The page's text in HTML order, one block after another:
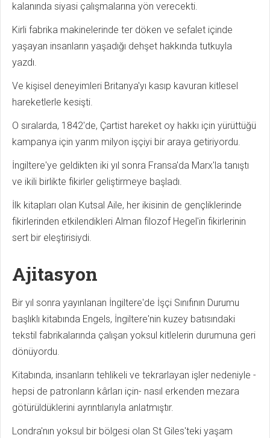
kalanında siyasi çalışmalarına yön verecekti.
Kirli fabrika makinelerinde ter döken ve sefalet içinde
yaşayan insanların yaşadığı dehşet hakkında tutkuyla
yazdı.
Ve kişisel deneyimleri Britanya'yı kasıp kavuran kitlesel
hareketlerle kesişti.
O sıralarda, 1842'de, Çartist hareket oy hakkı için yürüttüğü
kampanya için yarım milyon işçiyi bir araya getiriyordu.
İngiltere'ye geldikten iki yıl sonra Fransa'da Marx'la tanıştı
ve ikili birlikte fikirler geliştirmeye başladı.
İlk kitapları olan Kutsal Aile, her ikisinin de gençliklerinde
fikirlerinden etkilendikleri Alman filozof Hegel'in fikirlerinin
sert bir eleştirisiydi.
Ajitasyon
Bir yıl sonra yayınlanan İngiltere'de İşçi Sınıfının Durumu
başlıklı kitabında Engels, İngiltere'nin kuzey batısındaki
tekstil fabrikalarında çalışan yoksul kitlelerin durumuna geri
dönüyordu.
Kitabında, insanların tehlikeli ve tekrarlayan işler nedeniyle -
hepsi de patronların kârları için- nasıl erkenden mezara
götürüldüklerini ayrıntılarıyla anlatmıştır.
Londra'nın yoksul bir bölgesi olan St Giles'teki yaşam